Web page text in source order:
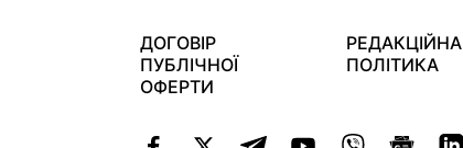
ДОГОВІР
ПУБЛІЧНОЇ
ОФЕРТИ
РЕДАКЦІЙНА
ПОЛІТИКА